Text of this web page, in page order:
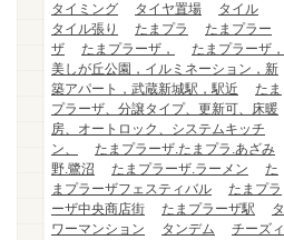
タイミング
タイヤ置場
タイル
タイル張り
たまプラ
たまプラー
ザ
たまプラーザ，
たまプラーザ，
美しが丘公園，イルミネーション，新
築アパート，武蔵新城駅，駅近
たま
プラーザ、分譲タイプ、更新可、床暖
房、オートロック、システムキッチ
ン、
たまプラーザ.たまプラ.あざみ
野.鷺沼
たまプラーザ.ラーメン
た
まプラーザフェスティバル
たまプラ
ーザ中央商店街
たまプラーザ駅
タ
ワーマンション
タンデム
チーズィ